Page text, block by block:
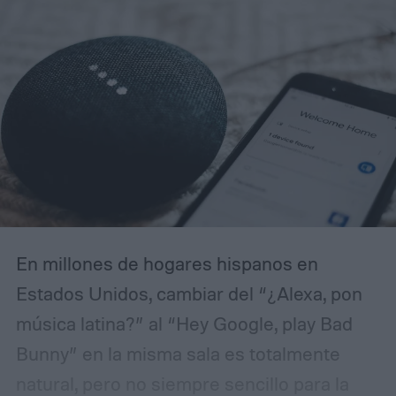
En millones de hogares hispanos en
Estados Unidos, cambiar del “¿Alexa, pon
música latina?” al “Hey Google, play Bad
Bunny” en la misma sala es totalmente